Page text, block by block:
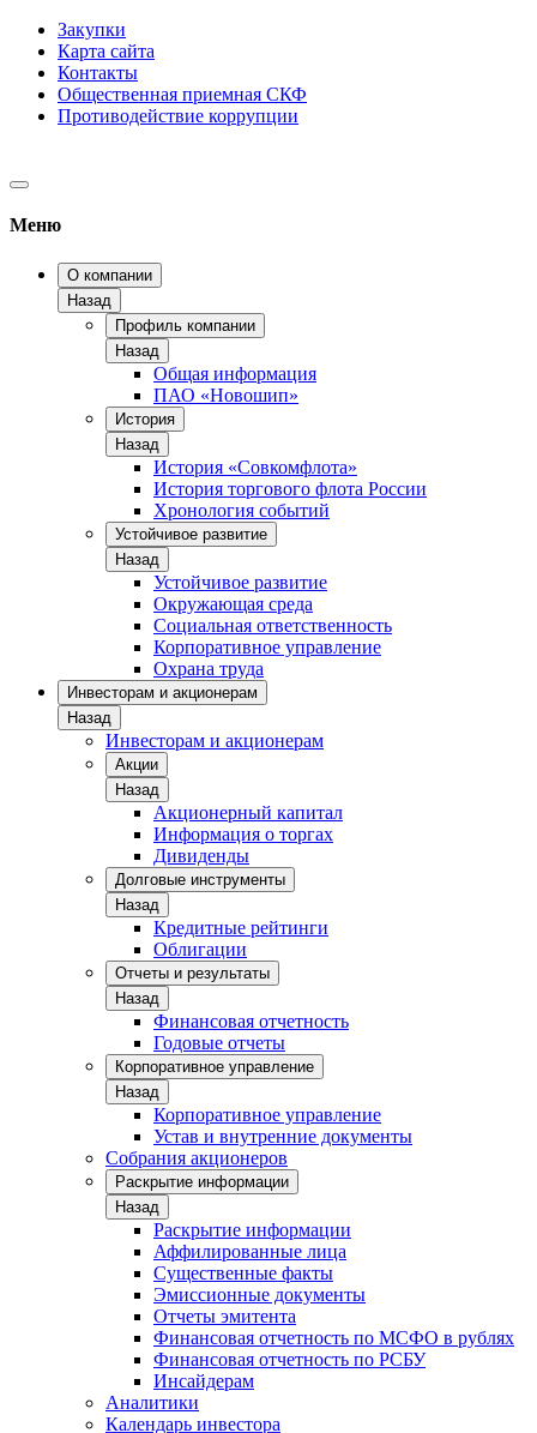
Закупки
Карта сайта
Контакты
Общественная приемная СКФ
Противодействие коррупции
Меню
О компании
Назад
Профиль компании
Назад
Общая информация
ПАО «Новошип»
История
Назад
История «Совкомфлота»
История торгового флота России
Хронология событий
Устойчивое развитие
Назад
Устойчивое развитие
Окружающая среда
Социальная ответственность
Корпоративное управление
Охрана труда
Инвесторам и акционерам
Назад
Инвесторам и акционерам
Акции
Назад
Акционерный капитал
Информация о торгах
Дивиденды
Долговые инструменты
Назад
Кредитные рейтинги
Облигации
Отчеты и результаты
Назад
Финансовая отчетность
Годовые отчеты
Корпоративное управление
Назад
Корпоративное управление
Устав и внутренние документы
Собрания акционеров
Раскрытие информации
Назад
Раскрытие информации
Аффилированные лица
Существенные факты
Эмиссионные документы
Отчеты эмитента
Финансовая отчетность по МСФО в рублях
Финансовая отчетность по РСБУ
Инсайдерам
Аналитики
Календарь инвестора